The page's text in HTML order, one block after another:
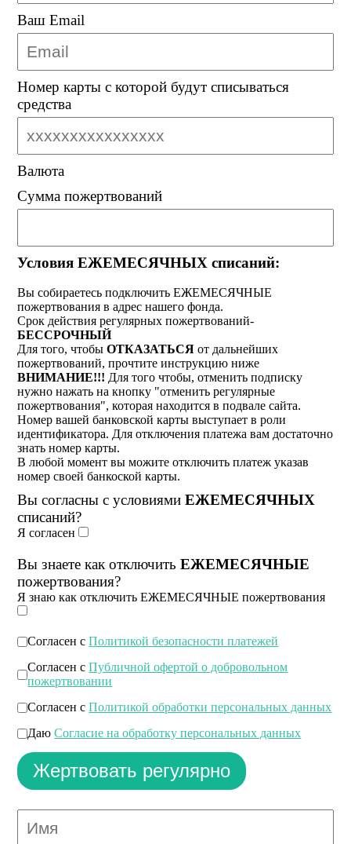
Ваш Email
Номер карты с которой будут списываться
средства
Валюта
Сумма пожертвований
Условия ЕЖЕМЕСЯЧНЫХ списаний:
Вы собираетесь подключить ЕЖЕМЕСЯЧНЫЕ
пожертвования в адрес нашего фонда.
Срок действия регулярных пожертвований-
БЕССРОЧНЫЙ
Для того, чтобыОТКАЗАТЬСЯ от дальнейших
пожертвований, прочтите инструкцию ниже
ВНИМАНИЕ!!! Для того чтобы, отменить подписку
нужно нажать на кнопку "отменить регулярные
пожертвования", которая находится в подвале сайта.
Номер вашей банковской карты выступает в роли
идентификатора. Для отключения платежа вам достаточно
знать номер карты.
В любой момент вы можите отключить платеж указав
номер своей банкоской карты.
Вы согласны с условиямиЕЖЕМЕСЯЧНЫХ
списаний?
Я согласен
Вы знаете как отключитьЕЖЕМЕСЯЧНЫЕ
пожертвования?
Я знаю как отключить ЕЖЕМЕСЯЧНЫЕ пожертвования
Согласен сПолитикой безопасности платежей
Согласен сПубличной офертой о добровольном
пожертвовании
Согласен сПолитикой обработки персональных данных
ДаюСогласие на обработку персональных данных
Жертвовать регулярно